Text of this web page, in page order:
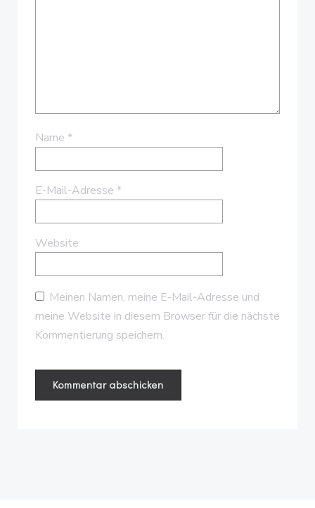
Name *
E-Mail-Adresse *
Website
Meinen Namen, meine E-Mail-Adresse und
meine Website in diesem Browser für die nächste
Kommentierung speichern.